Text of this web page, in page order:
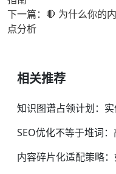
下一篇：🛑 为什么你的
点分析
相关推荐